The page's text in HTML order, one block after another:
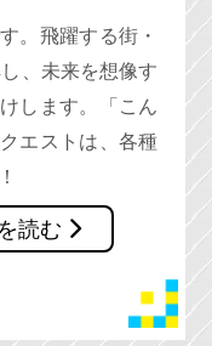
。飛躍する街・
、未来を想像す
します。「こん
エストは、各種
読む